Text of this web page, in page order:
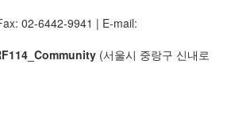
02-6442-9941 | E-mail:
(서울시 중랑구 신내로